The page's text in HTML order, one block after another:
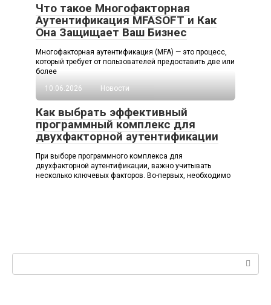
Что такое Многофакторная
Аутентификация MFASOFT и Как
Она Защищает Ваш Бизнес
Многофакторная аутентификация (MFA) — это процесс,
который требует от пользователей предоставить две или
более
10.06.2026
Новости
Как выбрать эффективный
программный комплекс для
двухфакторной аутентификации
При выборе программного комплекса для
двухфакторной аутентификации, важно учитывать
несколько ключевых факторов. Во-первых, необходимо